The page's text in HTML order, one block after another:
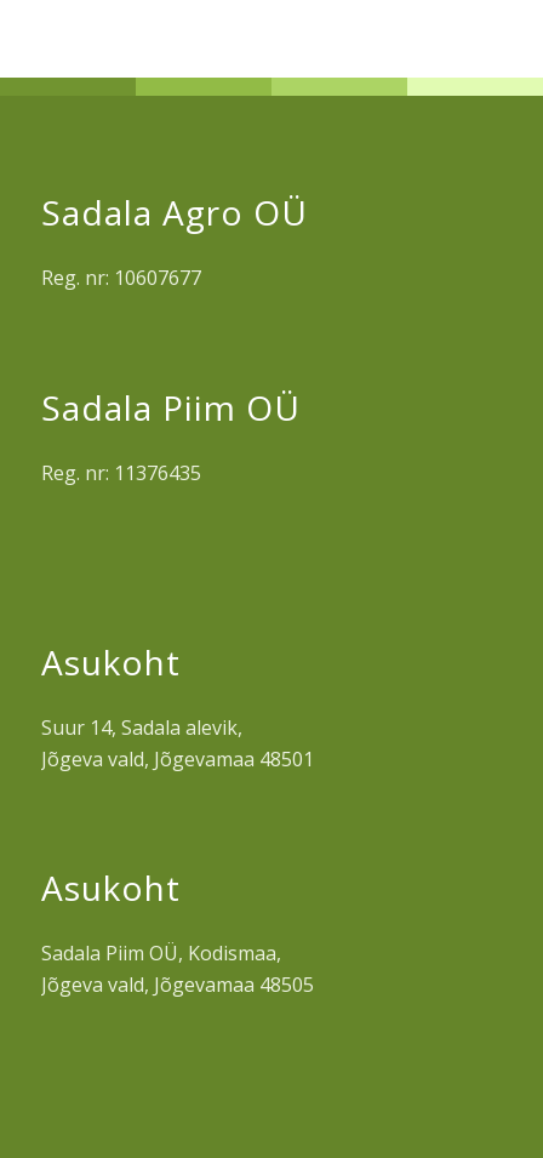
Sadala Agro OÜ
Reg. nr: 10607677
Sadala Piim OÜ
Reg. nr: 11376435
Asukoht
Suur 14, Sadala alevik,
Jõgeva vald, Jõgevamaa 48501
Asukoht
Sadala Piim OÜ, Kodismaa,
Jõgeva vald, Jõgevamaa 48505